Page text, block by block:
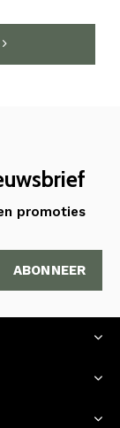
promoties
ABONNEER